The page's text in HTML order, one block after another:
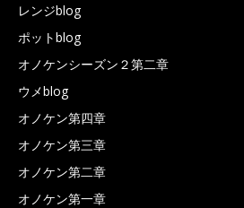
レンジblog
ポットblog
オノケンシーズン２第二章
ウメblog
オノケン第四章
オノケン第三章
オノケン第二章
オノケン第一章